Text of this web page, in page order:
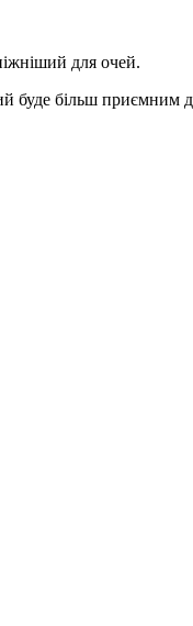
для очей.
буде більш приємним